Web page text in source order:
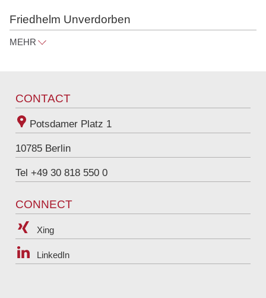
Friedhelm Unverdorben
MEHR
Tel +49 30 818 550 326
CONTACT
Potsdamer Platz 1
10785 Berlin
Tel +49 30 818 550 0
CONNECT
Xing
LinkedIn